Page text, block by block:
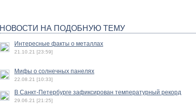
НОВОСТИ НА ПОДОБНУЮ ТЕМУ
Интересные факты о металлах
21.10.21 [23:59]
Мифы о солнечных панелях
22.08.21 [10:33]
В Санкт-Петербурге зафиксирован температурный рекорд
29.06.21 [21:25]